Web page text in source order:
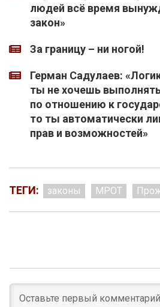
людей всё время
закон»
За границу – ни ногой!
Герман Садулаев:
ты не хочешь
по отношению к
то ты автоматически
прав и возможностей»
ТЕГИ: законы МРОТ